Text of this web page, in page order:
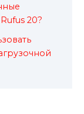
20?